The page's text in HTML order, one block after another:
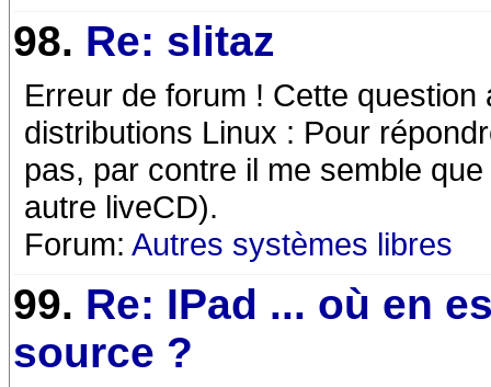
98. Re: slitaz
Erreur de forum ! Cette
distributions Linux : Pour
pas, par contre il me semble
autre liveCD).
Forum: Autres systèmes libres
99. Re: IPad ... où en
source ?